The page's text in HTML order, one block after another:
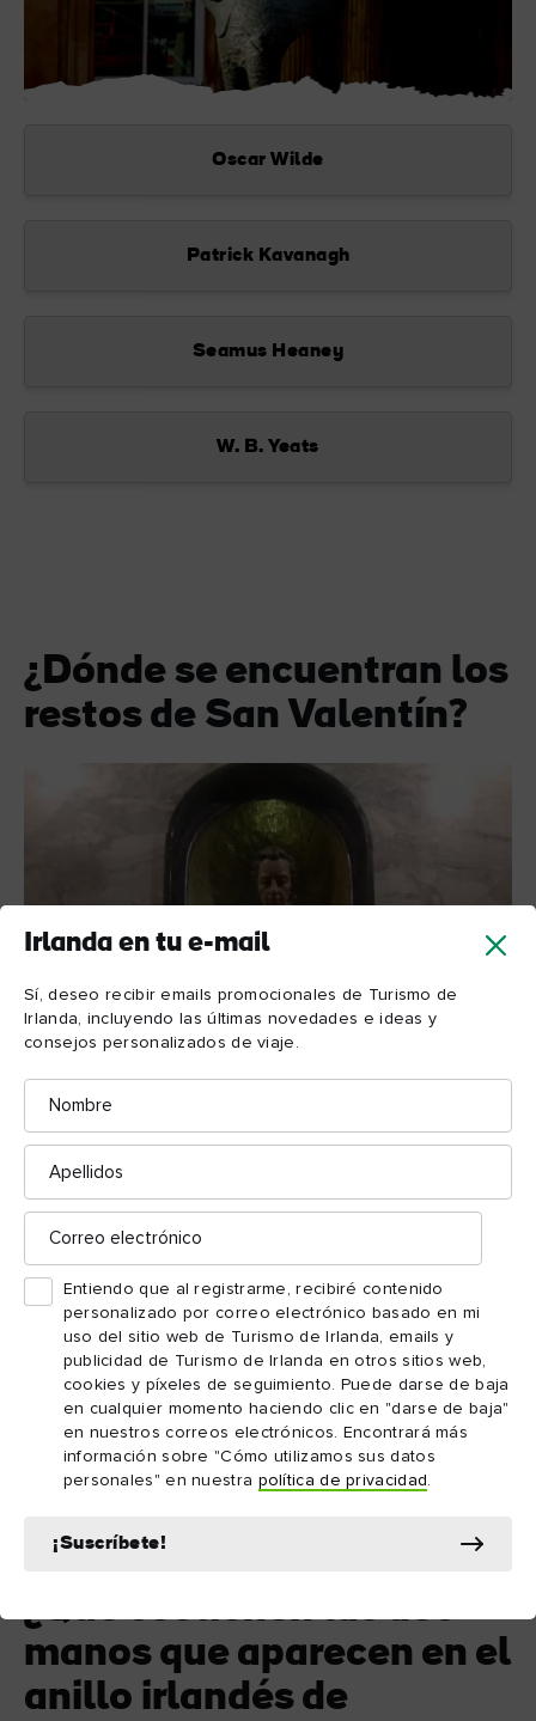
Irlanda en tu e-mail
Sí, deseo recibir emails promocionales de Turismo de
Irlanda, incluyendo las últimas novedades e ideas y
consejos personalizados de viaje.
Nombre
Apellidos
Correo
electrónico
Entiendo que al registrarme, recibiré contenido
personalizado por correo electrónico basado en mi
uso del sitio web de Turismo de Irlanda, emails y
publicidad de Turismo de Irlanda en otros sitios web,
cookies y píxeles de seguimiento. Puede darse de baja
en cualquier momento haciendo clic en "darse de baja"
en nuestros correos electrónicos. Encontrará más
información sobre "Cómo utilizamos sus datos
personales" en nuestra política de privacidad
¡Suscríbete!
Oscar Wilde
Patrick Kavanagh
Seamus Heaney
W. B. Yeats
¿Dónde se encuentran los
restos de San Valentín?
Catedral de Canterbury, Inglaterra
El Vaticano, Roma
Iglesia de Whitefriar Street, Dublín
¿Qué sostienen las dos
manos que aparecen en el
anillo irlandés de